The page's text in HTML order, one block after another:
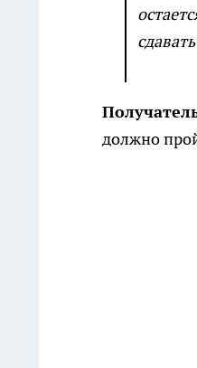
должно